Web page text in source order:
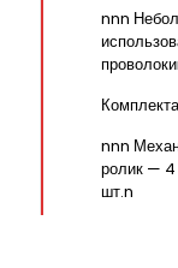
nnn
nnn
ролик — 4
шт.n